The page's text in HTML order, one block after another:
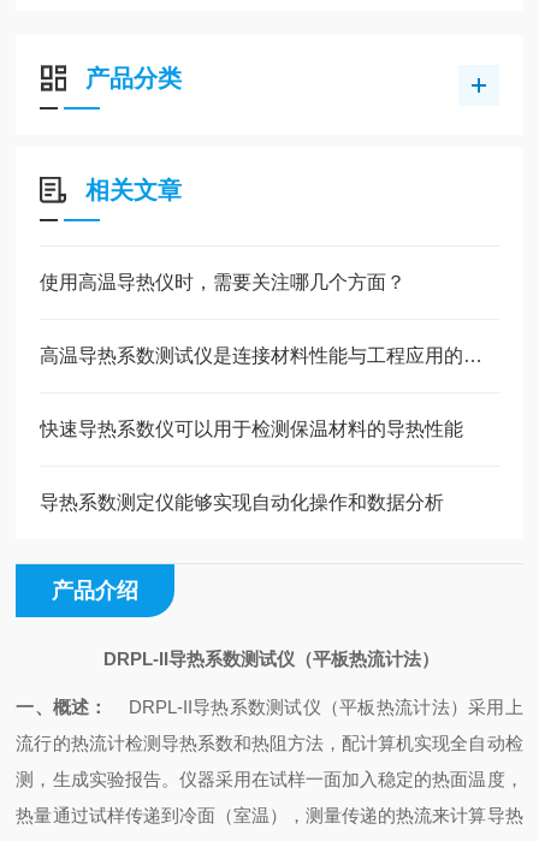
产品分类
相关文章
使用高温导热仪时，需要关注哪几个方面？
高温导热系数测试仪是连接材料性能与工程应用的桥梁
快速导热系数仪可以用于检测保温材料的导热性能
导热系数测定仪能够实现自动化操作和数据分析
产品介绍
DRPL-II导热系数测试仪（平板热流计法）
一、概述：
DRPL-II导热系数测试仪（平板热流计法）采用上
流行的热流计检测导热系数和热阻方法，配计算机实现全自动检
测，生成实验报告。仪器采用在试样一面加入稳定的热面温度，
热量通过试样传递到冷面（室温），测量传递的热流来计算导热